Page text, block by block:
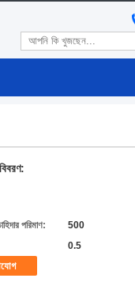
পরিমাণ:
500
0.5